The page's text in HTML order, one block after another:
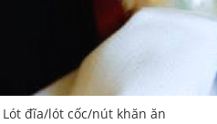
Lót đĩa/lót cốc/nút khăn ăn